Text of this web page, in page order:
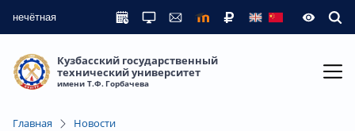
нечётная
Кузбасский государственный
технический университет
имени Т.Ф. Горбачева
Главная Новости